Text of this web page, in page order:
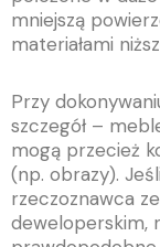
mniejszą
materiałami
Przy
szczegół –
mogą przecież
(np. obrazy).
rzeczoznawca
deweloperskim,